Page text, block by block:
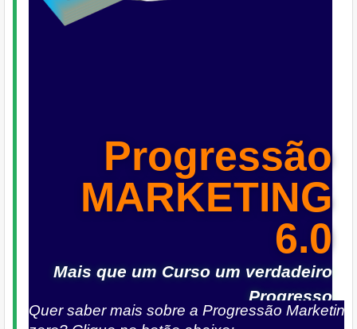
Progressão
MARKETING
6.0
Mais que um Curso um verdadeiro
Progresso
Quer saber mais sobre a Progressão